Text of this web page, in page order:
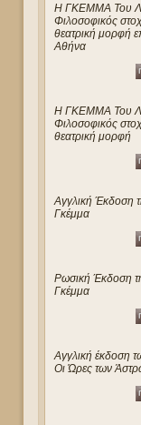
Η ΓΚΕΜΜΑ Του
Φιλοσοφικός
θεατρική μορφή
Αθήνα
Η ΓΚΕΜΜΑ Του
Φιλοσοφικός
θεατρική μορφή
Αγγλική Έκδοση
Γκέμμα
Ρωσική Έκδοση
Γκέμμα
Αγγλική έκδοση
Οι Ώρες των